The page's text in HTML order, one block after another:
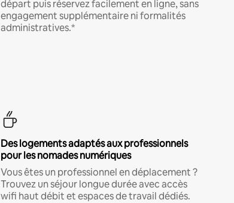
départ puis réservez facilement en ligne, sans
engagement supplémentaire ni formalités
administratives.*
Des logements adaptés aux professionnels
pour les nomades numériques
Vous êtes un professionnel en déplacement ?
Trouvez un séjour longue durée avec accès
wifi haut débit et espaces de travail dédiés.